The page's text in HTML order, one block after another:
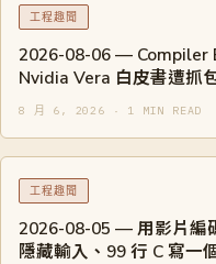
工程趣聞
2026-08-06 — Compiler
Nvidia Vera 白皮書遭抓
8 月 6, 2026 · 1 MIN READ
工程趣聞
2026-08-05 — 用影片編
隱藏輸入、99 行 C 寫一